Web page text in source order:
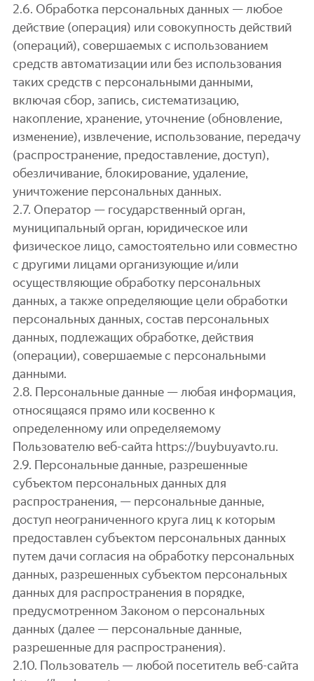
2.6. Обработка персональных данных — любое
действие (операция) или совокупность действий
(операций), совершаемых с использованием
средств автоматизации или без использования
таких средств с персональными данными,
включая сбор, запись, систематизацию,
накопление, хранение, уточнение (обновление,
изменение), извлечение, использование, передачу
(распространение, предоставление, доступ),
обезличивание, блокирование, удаление,
уничтожение персональных данных.
2.7. Оператор — государственный орган,
муниципальный орган, юридическое или
физическое лицо, самостоятельно или совместно
с другими лицами организующие и/или
осуществляющие обработку персональных
данных, а также определяющие цели обработки
персональных данных, состав персональных
данных, подлежащих обработке, действия
(операции), совершаемые с персональными
данными.
2.8. Персональные данные — любая информация,
относящаяся прямо или косвенно к
определенному или определяемому
Пользователю веб-сайта https://buybuyavto.ru.
2.9. Персональные данные, разрешенные
субъектом персональных данных для
распространения, — персональные данные,
доступ неограниченного круга лиц к которым
предоставлен субъектом персональных данных
путем дачи согласия на обработку персональных
данных, разрешенных субъектом персональных
данных для распространения в порядке,
предусмотренном Законом о персональных
данных (далее — персональные данные,
разрешенные для распространения).
2.10. Пользователь — любой посетитель веб-сайта